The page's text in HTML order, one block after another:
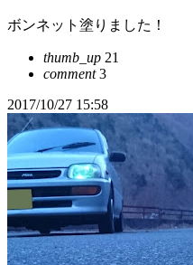
ボンネット塗りました！
thumb_up 21
comment3
2017/10/27 15:58